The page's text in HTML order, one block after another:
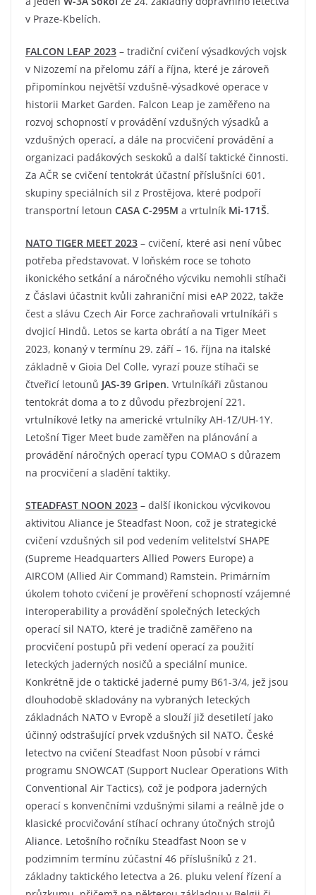
v Praze-Kbelích.
FALCON LEAP 2023 – tradiční cvičení výsadkových vojsk
v Nizozemí na přelomu září a října, které je zároveň
připomínkou největší vzdušně-výsadkové operace v
historii Market Garden. Falcon Leap je zaměřeno na
rozvoj schopností v provádění vzdušných výsadků a
vzdušných operací, a dále na procvičení provádění a
organizaci padákových seskoků a další taktické činnosti.
Za AČR se cvičení tentokrát účastní příslušníci 601.
skupiny speciálních sil z Prostějova, které podpoří
transportní letoun CASA C-295M a vrtulník Mi-171Š.
NATO TIGER MEET 2023 – cvičení, které asi není vůbec
potřeba představovat. V loňském roce se tohoto
ikonického setkání a náročného výcviku nemohli stíhači
z Čáslavi účastnit kvůli zahraniční misi eAP 2022, takže
čest a slávu Czech Air Force zachraňovali vrtulníkáři s
dvojicí Hindů. Letos se karta obrátí a na Tiger Meet
2023, konaný v termínu 29. září – 16. října na italské
základně v Gioia Del Colle, vyrazí pouze stíhači se
čtveřicí letounů JAS-39 Gripen. Vrtulníkáři zůstanou
tentokrát doma a to z důvodu přezbrojení 221.
vrtulníkové letky na americké vrtulníky AH-1Z/UH-1Y.
Letošní Tiger Meet bude zaměřen na plánování a
provádění náročných operací typu COMAO s důrazem
na procvičení a sladění taktiky.
STEADFAST NOON 2023 – další ikonickou výcvikovou
aktivitou Aliance je Steadfast Noon, což je strategické
cvičení vzdušných sil pod vedením velitelství SHAPE
(Supreme Headquarters Allied Powers Europe) a
AIRCOM (Allied Air Command) Ramstein. Primárním
úkolem tohoto cvičení je prověření schopností vzájemné
interoperability a provádění společných leteckých
operací sil NATO, které je tradičně zaměřeno na
procvičení postupů při vedení operací za použití
leteckých jaderných nosičů a speciální munice.
Konkrétně jde o taktické jaderné pumy B61-3/4, jež jsou
dlouhodobě skladovány na vybraných leteckých
základnách NATO v Evropě a slouží již desetiletí jako
účinný odstrašující prvek vzdušných sil NATO. České
letectvo na cvičení Steadfast Noon působí v rámci
programu SNOWCAT (Support Nuclear Operations With
Conventional Air Tactics), což je podpora jaderných
operací s konvenčními vzdušnými silami a reálně jde o
klasické procvičování stíhací ochrany útočných strojů
Aliance. Letošního ročníku Steadfast Noon se v
podzimním termínu zúčastní 46 příslušníků z 21.
základny taktického letectva a 26. pluku velení řízení a